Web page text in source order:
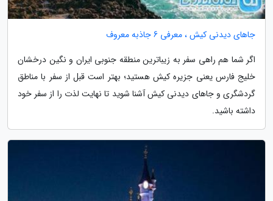
جاهای دیدنی کیش ، معرفی 6 جاذبه معروف
اگر شما هم راهی سفر به زیباترین منطقه جنوبی ایران و نگین درخشان
خلیج فارس یعنی جزیره کیش هستید؛ بهتر است قبل از سفر با مناطق
گردشگری و جاهای دیدنی کیش آشنا شوید تا نهایت لذت را از سفر خود
داشته باشید.